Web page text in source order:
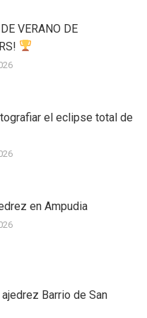
VERANO DE
el eclipse total de
en Ampudia
Barrio de San